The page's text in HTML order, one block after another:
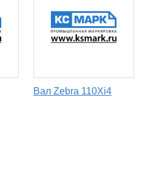
Вал Zebra 110Xi4